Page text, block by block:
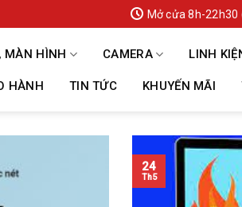
Mở cửa 8h-22h30
MÀN HÌNH CAMERA LINH
HÀNH TIN TỨC KHUYẾN MÃI
24
Th5